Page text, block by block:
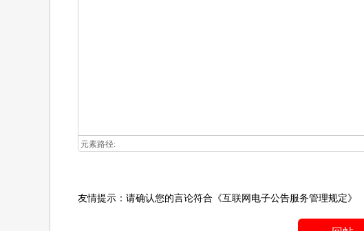
元素路径:
友情提示：请确认您的言论符合 《互联网电子公告服务管理规定》